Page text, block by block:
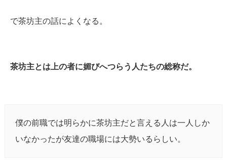
で茶坊主の話によくなる。
茶坊主とは上の者に媚びへつらう人たちの総称だ。
僕の前職では明らかに茶坊主だと言える人は一人しか
いなかったが友達の職場には大勢いるらしい。